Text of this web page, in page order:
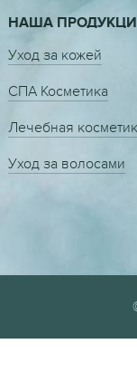
НАША
Уход за кожей
СПА Косметика
Лечебная
Уход за волосами